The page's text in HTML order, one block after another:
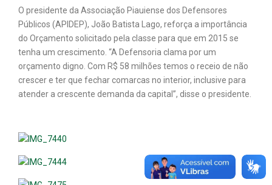
O presidente da Associação Piauiense dos Defensores
Públicos (APIDEP), João Batista Lago, reforça a importância
do Orçamento solicitado pela classe para que em 2015 se
tenha um crescimento. “A Defensoria clama por um
orçamento digno. Com R$ 58 milhões temos o receio de não
crescer e ter que fechar comarcas no interior, inclusive para
atender a crescente demanda da capital”, disse o presidente.